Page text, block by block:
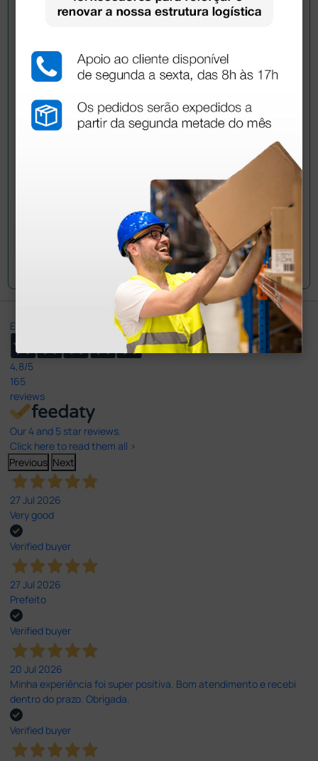
Pergunte a um colega
Ainda tem dúvidas?Necessita de mais
esclarecimentos? Envie agora a sua questão aos
Envie a sua questão
Excellent
4,8/5
165
reviews
Our 4 and 5 star reviews.
Click here to read them all >
Previous Next
27 Jul 2026
Very good
Verified buyer
27 Jul 2026
Prefeito
Verified buyer
20 Jul 2026
Minha experiência foi super positiva. Bom atendimento e recebi
dentro do prazo. Obrigada.
Verified buyer